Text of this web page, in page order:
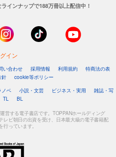
インナップで188万冊以上配信中！
イン
い合わせ 採用情報 利用規約
特商法の表
針
cookie等ポリシー
ノベ 小説・文芸 ビジネス・実用
雑誌・写
TL BL
営する電子書店です。TOPPANホールディング
レビ朝日の出資を受け、日本最大級の電子書籍配
行っています。